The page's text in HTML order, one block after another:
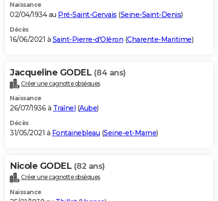
Naissance
02/04/1934 au Pré-Saint-Gervais (Seine-Saint-Denis)
Décès
16/06/2021 à Saint-Pierre-d'Oléron (Charente-Maritime)
Jacqueline GODEL (84 ans)
Créer une cagnotte obsèques
Naissance
26/07/1936 à Traînel (Aube)
Décès
31/05/2021 à Fontainebleau (Seine-et-Marne)
Nicole GODEL (82 ans)
Créer une cagnotte obsèques
Naissance